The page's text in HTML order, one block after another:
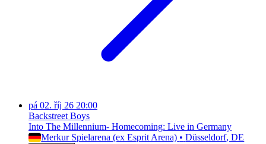
pá 02. říj 26 20:00
Backstreet Boys
Into The Millennium- Homecoming: Live in Germany
Merkur Spielarena (ex Esprit Arena) • Düsseldorf, DE